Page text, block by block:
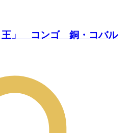
王」 コンゴ 銅・コバル